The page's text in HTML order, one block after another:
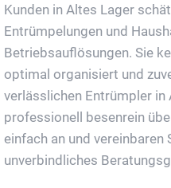
Kunden in Altes Lager
Entrümpelungen und
Betriebsauflösungen. Sie
optimal organisiert und
verlässlichen Entrümpler in
professionell besenrein
einfach an und vereinbaren
unverbindliches